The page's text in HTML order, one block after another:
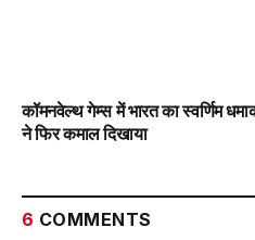
कॉमनवेल्थ गेम्स में भारत का स्वर्णिम
ने फिर कमाल दिखाया
6 COMMENTS